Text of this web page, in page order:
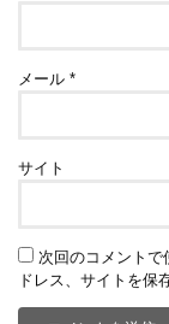
メール*
サイト
次回のコメントで
ドレス、サイトを保